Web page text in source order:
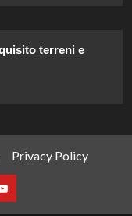
terreni e
Privacy Policy
YouTube